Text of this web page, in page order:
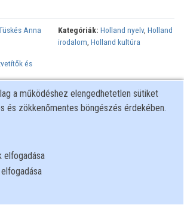
Anna Kategóriák: Holland nyelv, Holland
irodalom, Holland kultúra
és
a működéshez elengedhetetlen sütiket
és zökkenőmentes böngészés érdekében.
elfogadása